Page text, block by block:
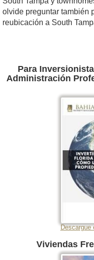
olvide preguntar también
reubicación a South
Para
Administración
Descargue
Viviendas